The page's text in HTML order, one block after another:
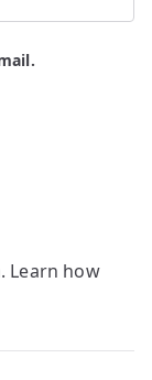
Learn how